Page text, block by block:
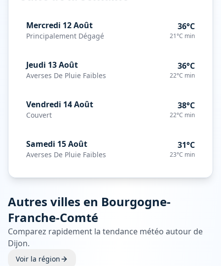
Mercredi 12 Août
Principalement Dégagé
36°C
21°C min
Jeudi 13 Août
Averses De Pluie Faibles
36°C
22°C min
Vendredi 14 Août
Couvert
38°C
22°C min
Samedi 15 Août
Averses De Pluie Faibles
31°C
23°C min
Autres villes en Bourgogne-
Franche-Comté
Comparez rapidement la tendance météo autour de
Dijon.
Voir la région